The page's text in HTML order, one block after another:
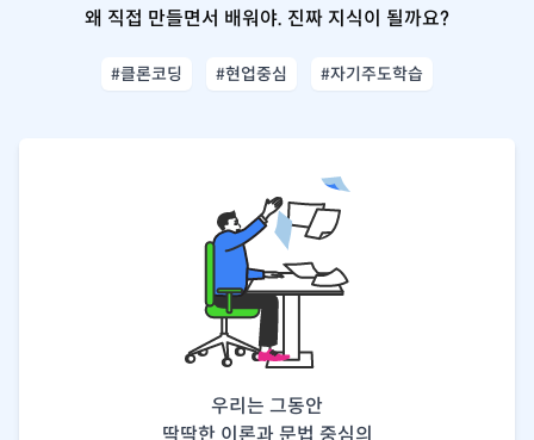
왜 직접 만들면서 배워야. 진짜 지식이 될까요?
#클론코딩 #현업중심 #자기주도학습
우리는 그동안
딱딱한 이론과 문법 중심의